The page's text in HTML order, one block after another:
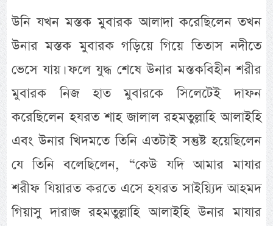
উনি যখন মস্তক মুবারক আলাদা করেছিলেন তখন
উনার মস্তক মুবারক গড়িয়ে গিয়ে তিতাস নদীতে
ভেসে যায়। ফলে যুদ্ধ শেষে উনার মস্তকবিহীন শরীর
মুবারক নিজ হাত মুবারকে সিলেটেই দাফন
করেছিলেন হযরত শাহ জালাল রহমতুল্লাহি আলাইহি
এবং উনার খিদমতে তিনি এতটাই সন্তুষ্ট হয়েছিলেন
যে তিনি বলেছিলেন, “কেউ যদি আমার মাযার
শরীফ যিয়ারত করতে এসে হযরত সাইয়্যিদ আহমদ
গিয়াসু দারাজ রহমতুল্লাহি আলাইহি উনার মাযার